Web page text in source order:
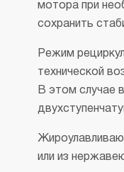
мотора при
сохранить
Режим
технической
В этом случае
или из